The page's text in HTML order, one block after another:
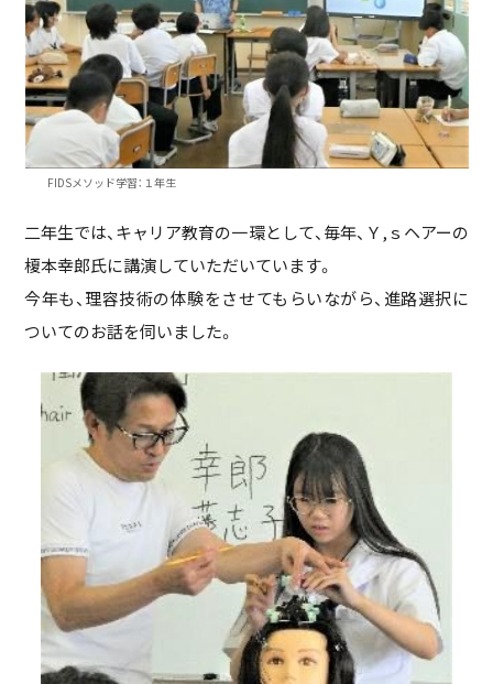
FIDSメソッド学習：１年生
二年生では、キャリア教育の一環として、毎年、Ｙ,ｓヘアーの
榎本幸郎氏に講演していただいています。
今年も、理容技術の体験をさせてもらいながら、進路選択に
ついてのお話を伺いました。